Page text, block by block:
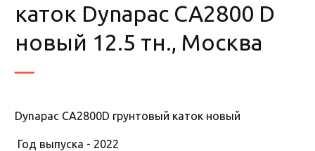
каток Dynapac CA2800 D
новый 12.5 тн., Москва
Dynapac CA2800D грунтовый каток новый
Год выпуска - 2022